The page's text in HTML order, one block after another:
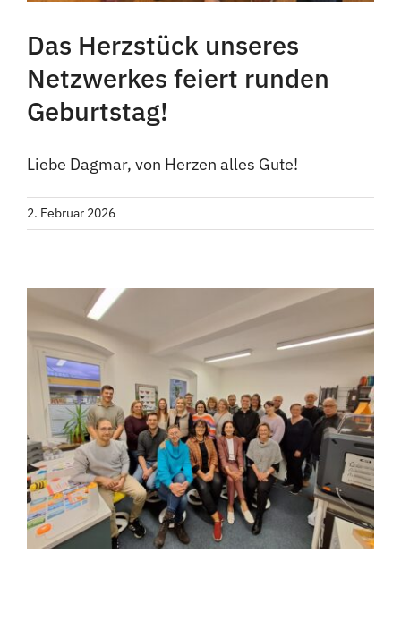
Das Herzstück unseres
Netzwerkes feiert runden
Geburtstag!
Liebe Dagmar, von Herzen alles Gute!
2. Februar 2026